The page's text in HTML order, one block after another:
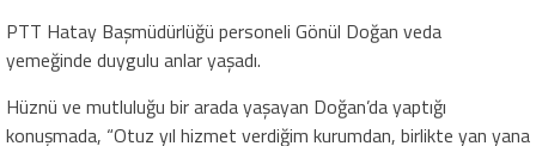
PTT Hatay Başmüdürlüğü personeli Gönül Doğan veda
yemeğinde duygulu anlar yaşadı.
Hüznü ve mutluluğu bir arada yaşayan Doğan’da yaptığı
konuşmada, “Otuz yıl hizmet verdiğim kurumdan, birlikte yan yana